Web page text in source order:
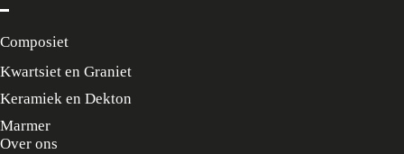
Composiet
Kwartsiet en Graniet
Keramiek en Dekton
Marmer
Over ons